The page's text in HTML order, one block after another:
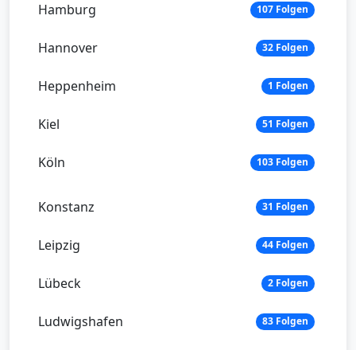
Hamburg 107 Folgen
Hannover 32 Folgen
Heppenheim 1 Folgen
Kiel 51 Folgen
Köln 103 Folgen
Konstanz 31 Folgen
Leipzig 44 Folgen
Lübeck 2 Folgen
Ludwigshafen 83 Folgen